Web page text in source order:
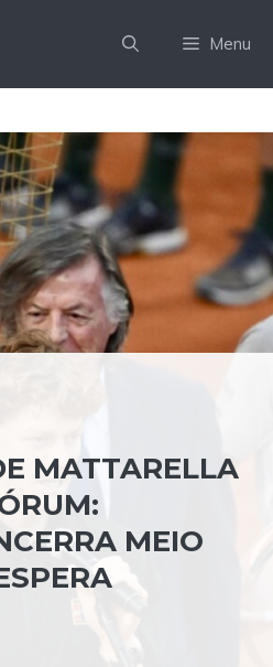
Menu
MATTARELLA
MEIO